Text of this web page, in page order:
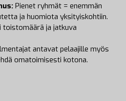
Pienet ryhmät = enemmän
ja huomiota yksityiskohtiin.
toistomäärä ja jatkuva
antavat pelaajille myös
omatoimisesti kotona.